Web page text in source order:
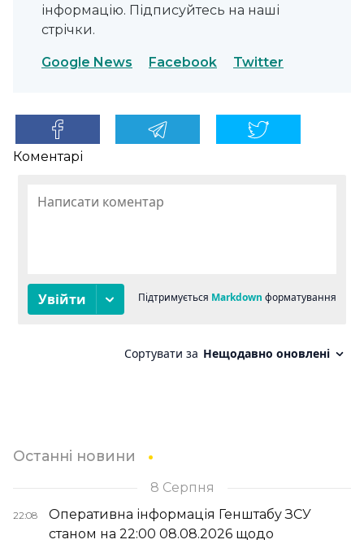
інформацію. Підписуйтесь на наші
стрічки.
Google News Facebook Twitter
Коментарі
Останні новини
8 Серпня
22:08
Оперативна інформація Генштабу ЗСУ
станом на 22:00 08.08.2026 щодо